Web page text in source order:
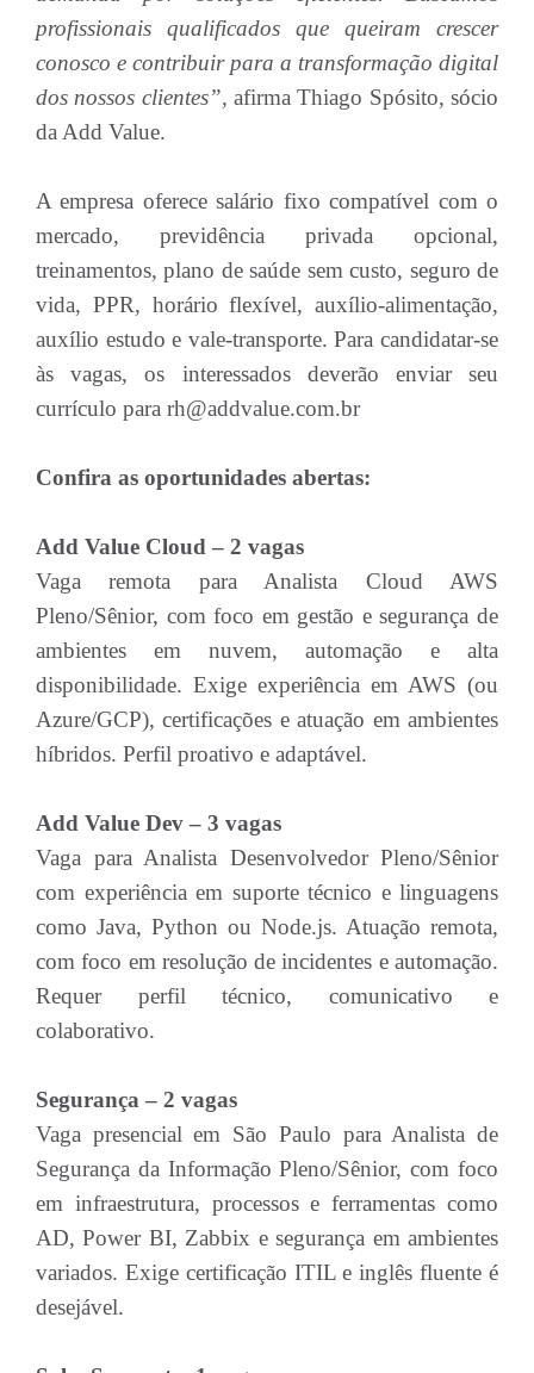
profissionais qualificados que queiram crescer
conosco e contribuir para a transformação digital
dos nossos clientes”, afirma Thiago Spósito, sócio
da Add Value.
A empresa oferece salário fixo compatível com o
mercado, previdência privada opcional,
treinamentos, plano de saúde sem custo, seguro de
vida, PPR, horário flexível, auxílio-alimentação,
auxílio estudo e vale-transporte. Para candidatar-se
às vagas, os interessados deverão enviar seu
currículo para rh@addvalue.com.br
Confira as oportunidades abertas:
Add Value Cloud – 2 vagas
Vaga remota para Analista Cloud AWS
Pleno/Sênior, com foco em gestão e segurança de
ambientes em nuvem, automação e alta
disponibilidade. Exige experiência em AWS (ou
Azure/GCP), certificações e atuação em ambientes
híbridos. Perfil proativo e adaptável.
Add Value Dev – 3 vagas
Vaga para Analista Desenvolvedor Pleno/Sênior
com experiência em suporte técnico e linguagens
como Java, Python ou Node.js. Atuação remota,
com foco em resolução de incidentes e automação.
Requer perfil técnico, comunicativo e
colaborativo.
Segurança – 2 vagas
Vaga presencial em São Paulo para Analista de
Segurança da Informação Pleno/Sênior, com foco
em infraestrutura, processos e ferramentas como
AD, Power BI, Zabbix e segurança em ambientes
variados. Exige certificação ITIL e inglês fluente é
desejável.